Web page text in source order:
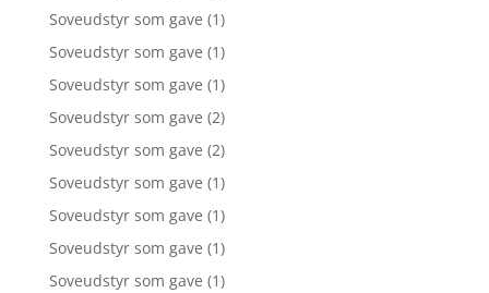
Soveudstyr som gave (1)
Soveudstyr som gave (1)
Soveudstyr som gave (1)
Soveudstyr som gave (2)
Soveudstyr som gave (2)
Soveudstyr som gave (1)
Soveudstyr som gave (1)
Soveudstyr som gave (1)
Soveudstyr som gave (1)